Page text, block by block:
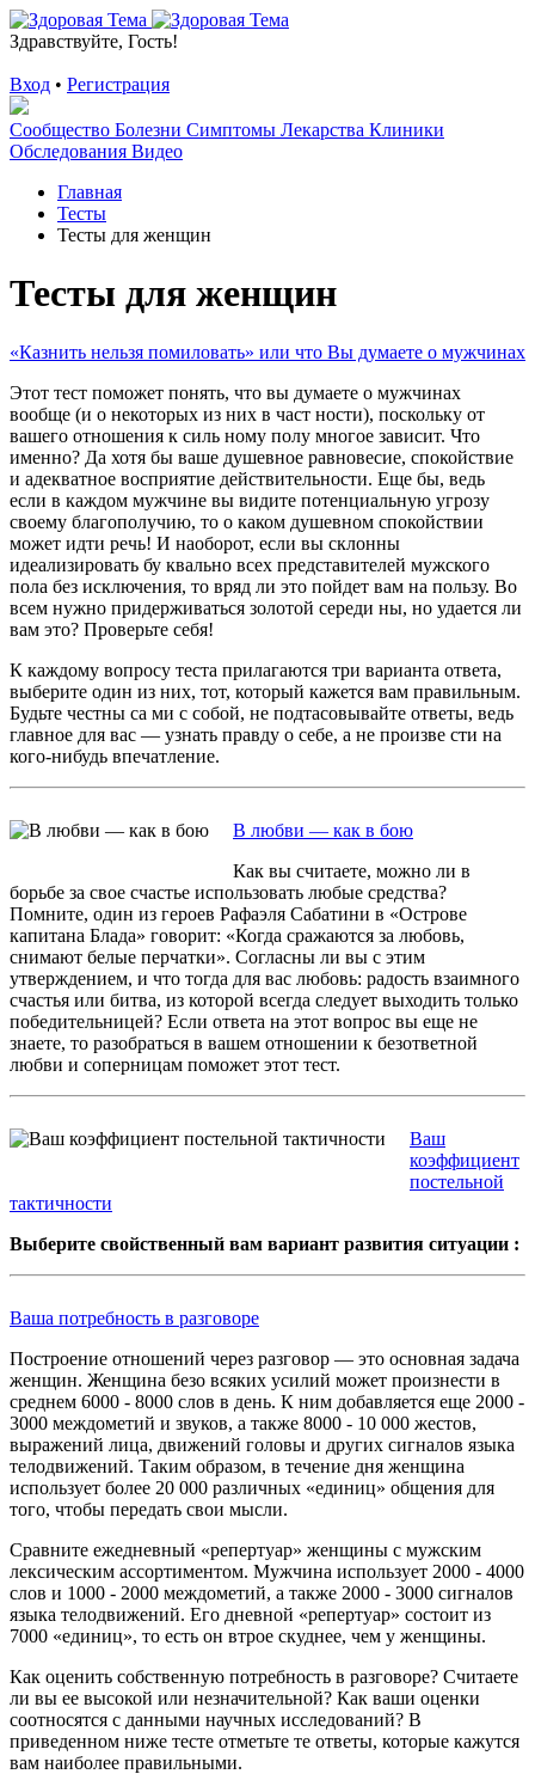
Здравствуйте, Гость!
Вход • Регистрация
Сообщество Болезни Симптомы Лекарства Клиники
Обследования Видео
Главная
Тесты
Тесты для женщин
Тесты для женщин
«Казнить нельзя помиловать» или что Вы думаете о мужчинах
Этот тест поможет понять, что вы думаете о мужчинах
вообще (и о некоторых из них в част ности), поскольку от
вашего отношения к силь ному полу многое зависит. Что
именно? Да хотя бы ваше душевное равновесие, спокойствие
и адекватное восприятие действительности. Еще бы, ведь
если в каждом мужчине вы видите потенциальную угрозу
своему благополучию, то о каком душевном спокойствии
может идти речь! И наоборот, если вы склонны
идеализировать бу квально всех представителей мужского
пола без исключения, то вряд ли это пойдет вам на пользу. Во
всем нужно придерживаться золотой середи ны, но удается ли
вам это? Проверьте себя!
К каждому вопросу теста прилагаются три варианта ответа,
выберите один из них, тот, который кажется вам правильным.
Будьте честны са ми с собой, не подтасовывайте ответы, ведь
главное для вас — узнать правду о себе, а не произве сти на
кого-нибудь впечатление.
В любви — как в бою
Как вы считаете, можно ли в
борьбе за свое счастье использовать любые средства?
Помните, один из героев Рафаэля Сабатини в «Острове
капитана Блада» говорит: «Когда сражаются за любовь,
снимают белые перчатки». Согласны ли вы с этим
утверждением, и что тогда для вас любовь: радость взаимного
счастья или битва, из которой всегда следует выходить только
победительницей? Если ответа на этот вопрос вы еще не
знаете, то разобраться в вашем отношении к безответной
любви и соперницам поможет этот тест.
Ваш
коэффициент
постельной
тактичности
Выберите свойственный вам вариант развития ситуации :
Ваша потребность в разговоре
Построение отношений через разговор — это основная задача
женщин. Женщина безо всяких усилий может произнести в
среднем 6000 - 8000 слов в день. К ним добавляется еще 2000 -
3000 междометий и звуков, а также 8000 - 10 000 жестов,
выражений лица, движений головы и других сигналов языка
телодвижений. Таким образом, в течение дня женщина
использует более 20 000 различных «единиц» общения для
того, чтобы передать свои мысли.
Сравните ежедневный «репертуар» женщины с мужским
лексическим ассортиментом. Мужчина использует 2000 - 4000
слов и 1000 - 2000 междометий, а также 2000 - 3000 сигналов
языка телодвижений. Его дневной «репертуар» состоит из
7000 «единиц», то есть он втрое скуднее, чем у женщины.
Как оценить собственную потребность в разговоре? Считаете
ли вы ее высокой или незначительной? Как ваши оценки
соотносятся с данными научных исследований? В
приведенном ниже тесте отметьте те ответы, которые кажутся
вам наиболее правильными.